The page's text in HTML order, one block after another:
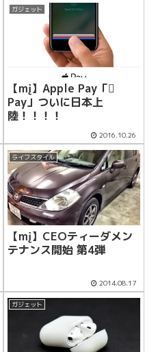
ガジェット
【mį】Apple Pay「
Pay」ついに日本上
陸！！！！
2016.10.26
ライフスタイル
【mį】CEOティーダメン
テナンス開始 第4弾
2014.08.17
ガジェット